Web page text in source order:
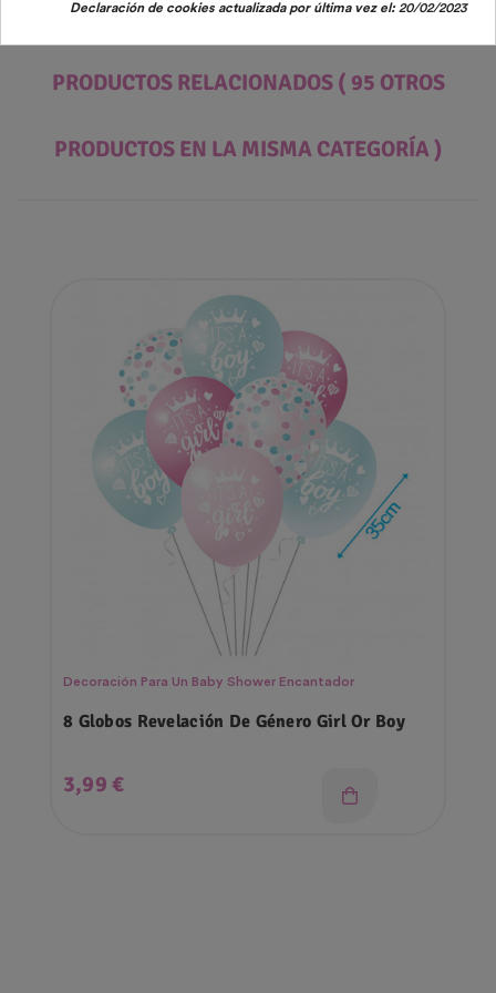
PRODUCTOS RELACIONADOS ( 95 OTROS
PRODUCTOS EN LA MISMA CATEGORÍA )
Decoración Para Un Baby Shower Encantador
8 Globos Revelación De Género Girl Or Boy
Precio
3,99 €
Declaración de cookies actualizada por última vez el:20/02/2023